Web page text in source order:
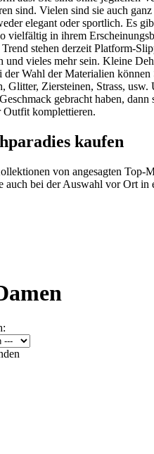
sind. Vielen sind sie auch
elegant oder sportlich. Es
vielfältig in ihrem
stehen derzeit Platform-
vieles mehr sein. Kleine
Wahl der Materialien
Ziersteinen, Strass,
gebracht haben,
Outfit komplettieren.
kaufen
von angesagten Top-
bei der Auswahl vor Ort